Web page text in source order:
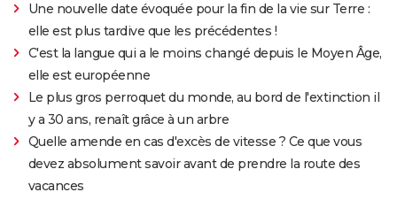
Une nouvelle date évoquée pour la fin de la vie sur Terre :
elle est plus tardive que les précédentes !
C'est la langue qui a le moins changé depuis le Moyen Âge,
elle est européenne
Le plus gros perroquet du monde, au bord de l'extinction il
y a 30 ans, renaît grâce à un arbre
Quelle amende en cas d'excès de vitesse ? Ce que vous
devez absolument savoir avant de prendre la route des
vacances